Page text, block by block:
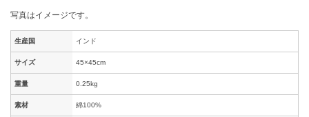
写真はイメージです。
生産国 インド
サイズ 45×45cm
重量 0.25kg
素材 綿100%